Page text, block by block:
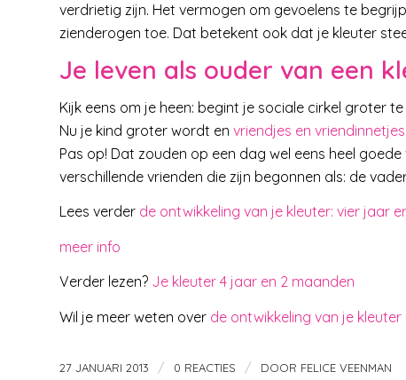
verdrietig zijn. Het vermogen om gevoelens te
zienderogen toe. Dat betekent ook dat je kleuter
Je leven als ouder van een
Kijk eens om je heen: begint je sociale cirkel groter
Nu je kind groter wordt en vriendjes en vriendinnetjes
Pas op! Dat zouden op een dag wel eens heel
verschillende vrienden die zijn begonnen als: de
Lees verder de ontwikkeling van je kleuter: vier jaar
meer info
Verder lezen? Je kleuter 4 jaar en 2 maanden
Wil je meer weten over de ontwikkeling van je kleuter
27 JANUARI 2013 / 0 REACTIES / DOOR FELICE VEENMAN